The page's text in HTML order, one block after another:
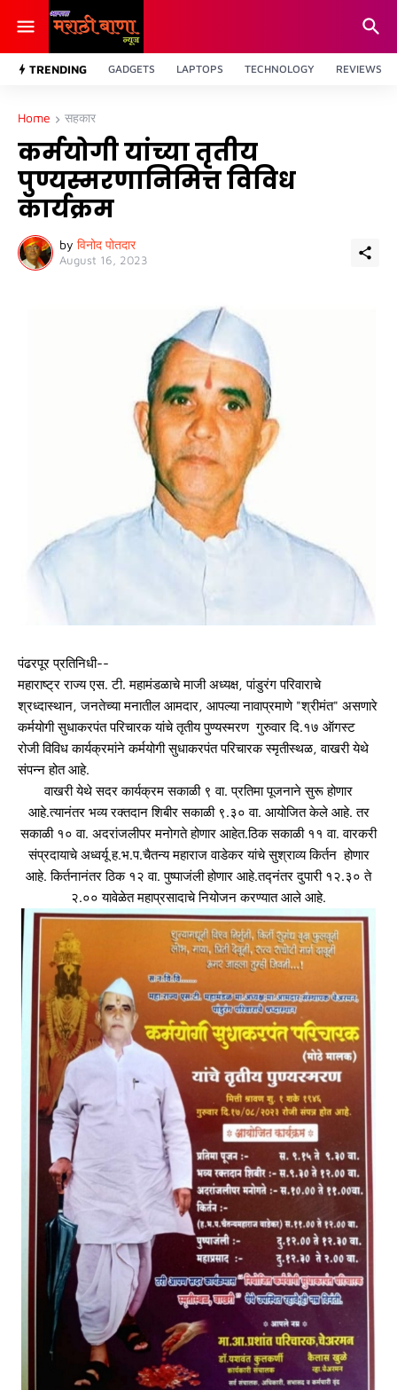
TRENDING GADGETS LAPTOPS TECHNOLOGY REVIEWS
Home सहकार
कर्मयोगी यांच्या तृतीय
पुण्यस्मरणानिमित्त विविध
कार्यक्रम
by विनोद पोतदार
August 16, 2023
पंढरपूर प्रतिनिधी--
महाराष्ट्र राज्य एस. टी. महामंडळाचे माजी अध्यक्ष, पांडुरंग परिवाराचे
श्रध्दास्थान, जनतेच्या मनातील आमदार, आपल्या नावाप्रमाणे "श्रीमंत" असणारे
कर्मयोगी सुधाकरपंत परिचारक यांचे तृतीय पुण्यस्मरण गुरुवार दि.१७ ऑगस्ट
रोजी विविध कार्यक्रमांने कर्मयोगी सुधाकरपंत परिचारक स्मृतीस्थळ, वाखरी येथे
संपन्न होत आहे.
वाखरी येथे सदर कार्यक्रम सकाळी ९ वा. प्रतिमा पूजनाने सुरू होणार
आहे.त्यानंतर भव्य रक्तदान शिबीर सकाळी ९.३० वा. आयोजित केले आहे. तर
सकाळी १० वा. अदरांजलीपर मनोगते होणार आहेत.ठिक सकाळी ११ वा. वारकरी
संप्रदायाचे अध्वर्यू ह.भ.प.चैतन्य महाराज वाडेकर यांचे सुश्राव्य किर्तन होणार
आहे. किर्तनानंतर ठिक १२ वा. पुष्पाजंली होणार आहे.तद्नंतर दुपारी १२.३० ते
२.०० यावेळेत महाप्रसादाचे नियोजन करण्यात आले आहे.